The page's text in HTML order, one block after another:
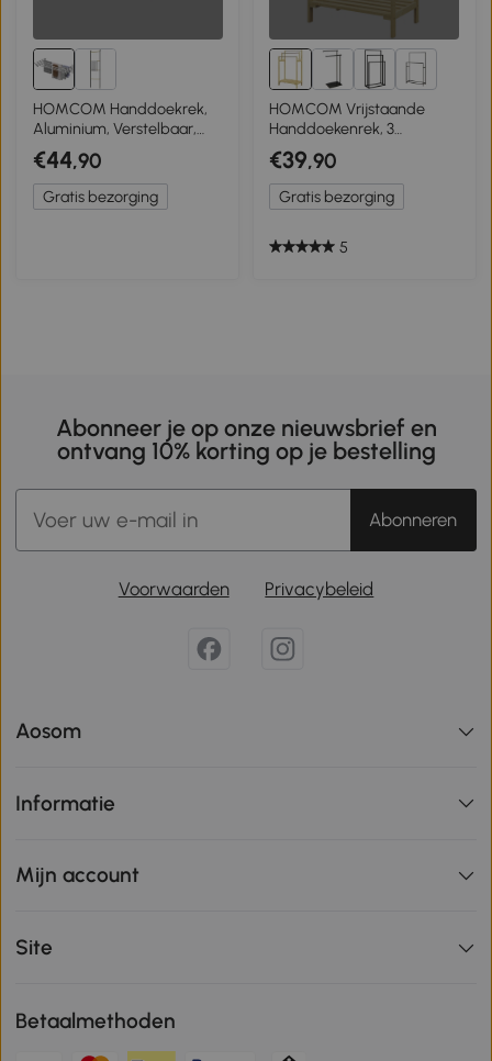
HOMCOM Handdoekrek,
Aluminium, Verstelbaar,
Voor Binnen- en
Buitengebruik, Zilver
€44,90
Gratis bezorging
3+
HOMCOM Vrijstaande
Handdoekenrek, 3
Stangen, Bamboe/Roestvrij
Staal, 50,5x31x90cm
€39,90
Gratis bezorging
5
Abonneer je op onze nieuwsbrief en
ontvang 10% korting op je bestelling
Abonneren
Voorwaarden Privacybeleid
Aosom
Informatie
Mijn account
Site
Betaalmethoden